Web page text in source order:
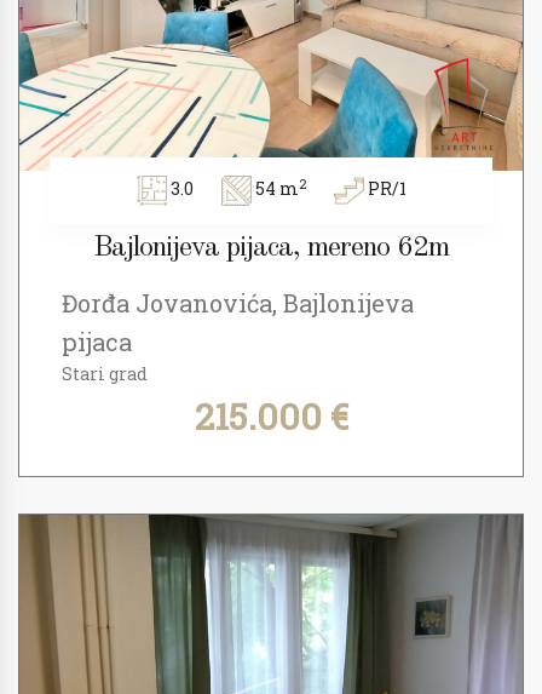
3.0 54 m2 PR/1
Bajlonijeva pijaca, mereno 62m
Đorđa Jovanovića, Bajlonijeva
pijaca
Stari grad
215.000 €